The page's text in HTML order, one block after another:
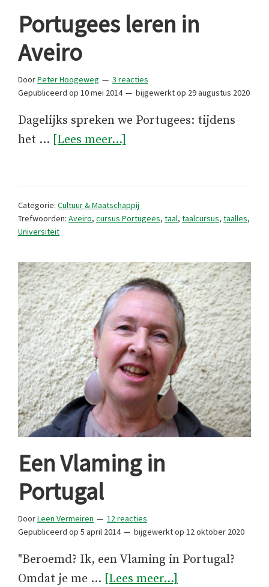
Portugees leren in
Aveiro
DoorPeter Hoogeweg
3 reacties
Gepubliceerd op 10 mei 2014 bijgewerkt op 29 augustus 2020
Dagelijks spreken we Portugees: tijdens
het … [Lees meer...]
Categorie: Cultuur & Maatschappij
Trefwoorden: Aveiro, cursus Portugees, taal, taalcursus, taalles,
Universiteit
Een Vlaming in
Portugal
DoorLeen Vermeiren
12 reacties
Gepubliceerd op 5 april 2014 bijgewerkt op 12 oktober 2020
"Beroemd? Ik, een Vlaming in Portugal?
Omdat je me … [Lees meer...]